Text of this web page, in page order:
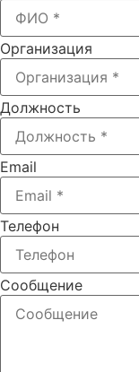
Организация
Должность
Email
Телефон
Сообщение